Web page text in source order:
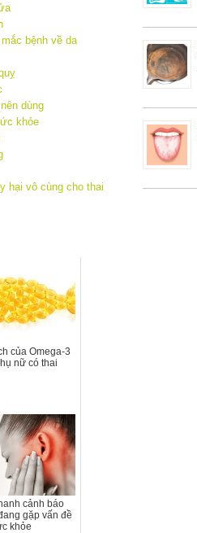
bệnh về da
dùng
khỏe
hại vô cùng cho thai
của Omega-3
nữ có thai
cảnh báo
gặp vấn đề
khỏe